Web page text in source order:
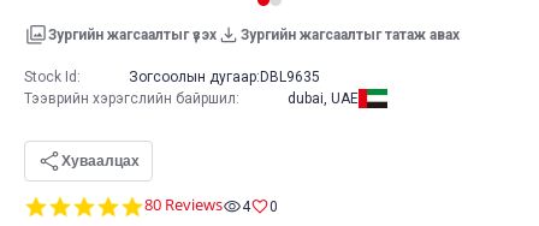
Зургийн жагсаалтыг үзэх Зургийн жагсаалтыг татаж авах
4.9
80 Reviews 4 0
Stock Id: Зогсоолын дугаар: DBL9635
Тээврийн хэрэгслийн байршил: dubai, UAE
Хуваалцах